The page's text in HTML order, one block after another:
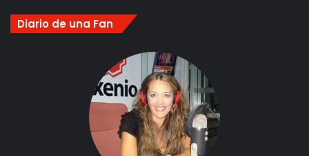
Diario de una Fan